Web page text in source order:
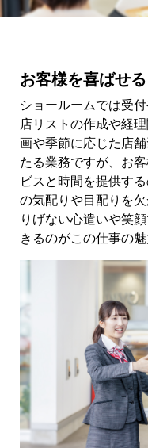
お客様を喜ばせ
ショールームでは受
店リストの作成や経
画や季節に応じた店
たる業務ですが、お
ビスと時間を提供す
の気配りや目配りを
りげない心遣いや笑
きるのがこの仕事の魅